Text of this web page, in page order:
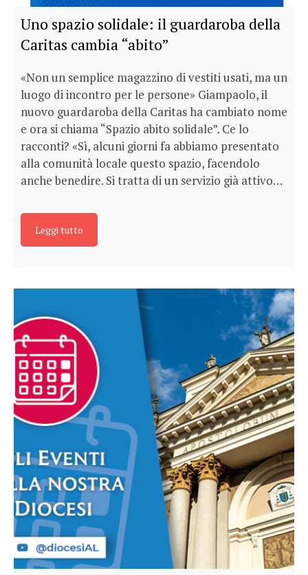
Uno spazio solidale: il guardaroba della
Caritas cambia “abito”
«Non un semplice magazzino di vestiti usati, ma un
luogo di incontro per le persone» Giampaolo, il
nuovo guardaroba della Caritas ha cambiato nome
e ora si chiama “Spazio abito solidale”. Ce lo
racconti? «Sì, alcuni giorni fa abbiamo presentato
alla comunità locale questo spazio, facendolo
anche benedire. Si tratta di un servizio già attivo…
Leggi tutto